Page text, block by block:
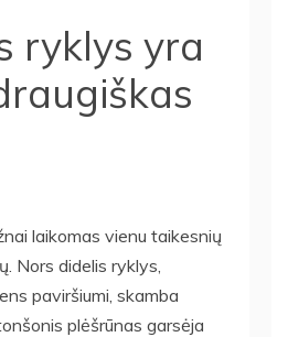
ryklys yra
laikomas vienu taikesnių
Nors didelis ryklys,
paviršiumi, skamba
plėšrūnas garsėja